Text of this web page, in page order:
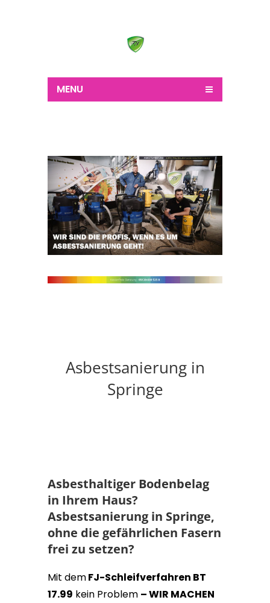
MENU
Asbestsanierung in
Springe
Asbesthaltiger Bodenbelag
in Ihrem Haus?
Asbestsanierung in Springe,
ohne die gefährlichen Fasern
frei zu setzen?
Mit demFJ-Schleifverfahren BT
17.99 kein Problem – WIR MACHEN